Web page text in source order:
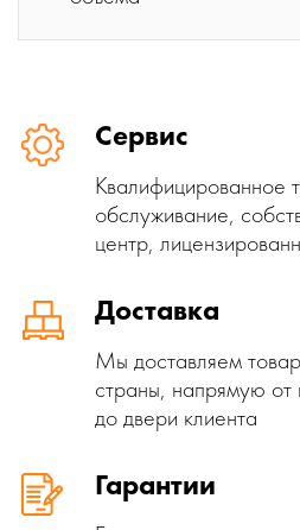
Сервис
Квалифицированное
обслуживание,
центр,
Доставка
Мы доставляем
страны, напрямую от
до двери клиента
Гарантии